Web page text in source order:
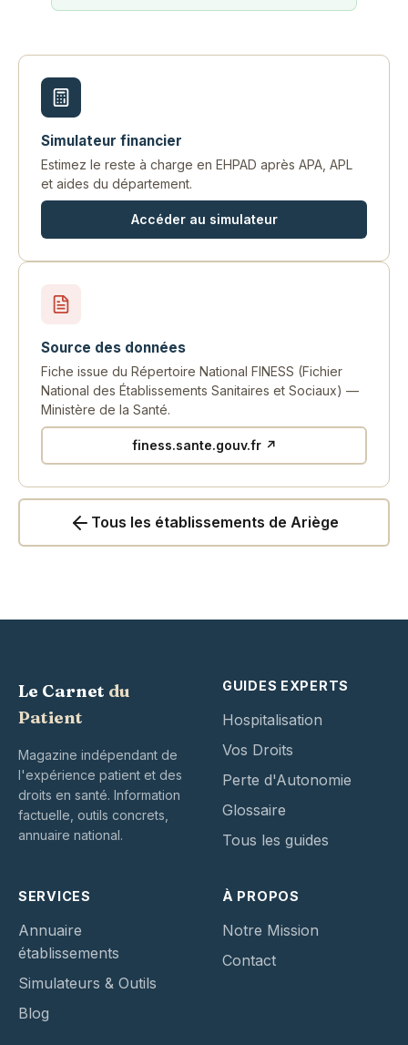
Simulateur financier
Estimez le reste à charge en EHPAD après APA, APL
et aides du département.
Accéder au simulateur
Source des données
Fiche issue du Répertoire National FINESS (Fichier
National des Établissements Sanitaires et Sociaux) —
Ministère de la Santé.
finess.sante.gouv.fr ↗
Tous les établissements de Ariège
Le Carnet du
Patient
Magazine indépendant de
l'expérience patient et des
droits en santé. Information
factuelle, outils concrets,
annuaire national.
GUIDES EXPERTS
Hospitalisation
Vos Droits
Perte d'Autonomie
Glossaire
Tous les guides
SERVICES
Annuaire
établissements
Simulateurs & Outils
Blog
À PROPOS
Notre Mission
Contact